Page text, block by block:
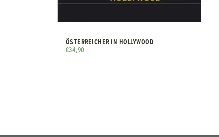
ÖSTERREICHER IN HOLLYWOOD
€34,90